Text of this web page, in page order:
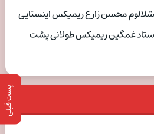
پست قبلی
محسن زارع ریمیکس اینستایی
غمگین ریمیکس طولانی پشت